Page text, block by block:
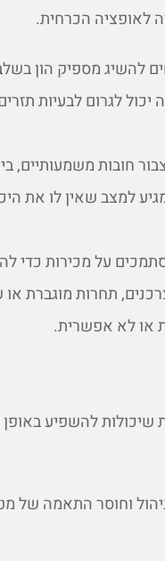
לאופציה הכרחית.
להשיג מספיק הון
לגרום לבעיות
חובות משמעותיים,
למצב שאין לו את
על מכירות כדי
תחרות מוגברת או
או לא אפשרית.
שיכולות להשפיע
וחוסר התאמה של